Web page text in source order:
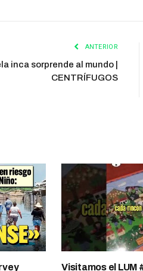
ANTERIOR
inca sorprende al mundo |
CENTRÍFUGOS
Visitamos el